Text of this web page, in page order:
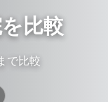
比較
で比較